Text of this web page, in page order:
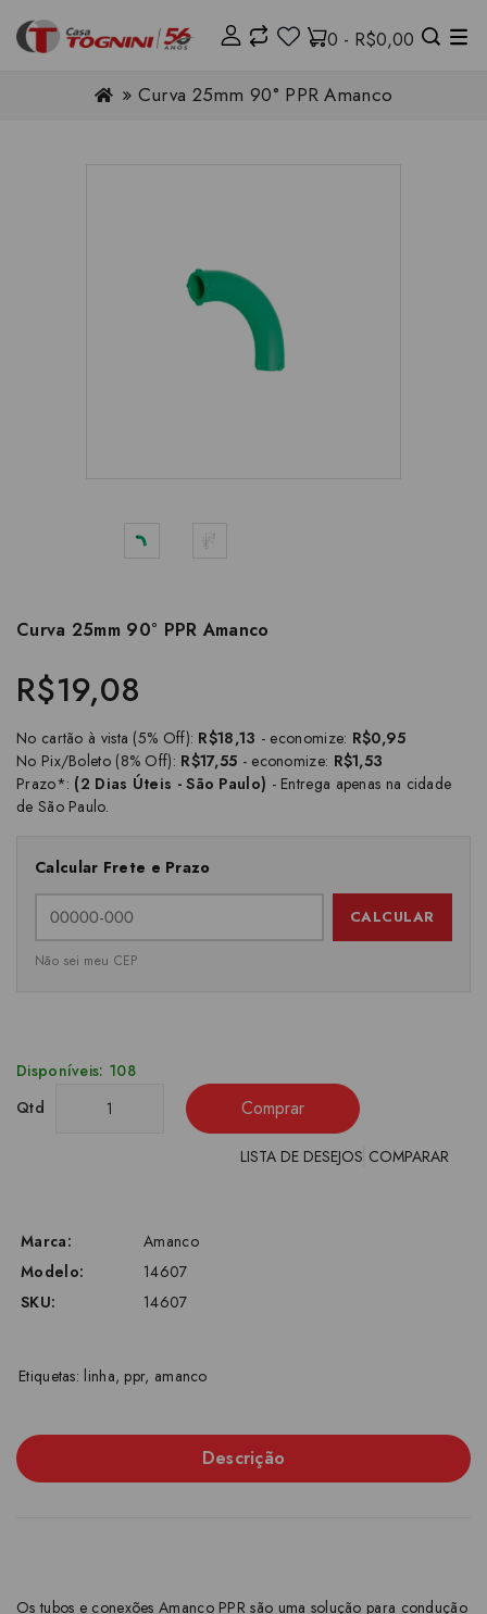
0 - R$0,00
Curva 25mm 90° PPR Amanco
Curva 25mm 90° PPR Amanco
R$19,08
No cartão à vista (5% Off): R$18,13 - economize: R$0,95
No Pix/Boleto (8% Off): R$17,55 - economize: R$1,53
Prazo*: (2 Dias Úteis - São Paulo) - Entrega apenas na cidade
de São Paulo.
Calcular Frete e Prazo
CALCULAR
Não sei meu CEP
Disponíveis: 108
Qtd
Comprar
LISTA DE DESEJOS COMPARAR
Marca:
Amanco
Modelo:
14607
SKU:
14607
Etiquetas: linha, ppr, amanco
Descrição
Os tubos e conexões Amanco PPR são uma solução para condução